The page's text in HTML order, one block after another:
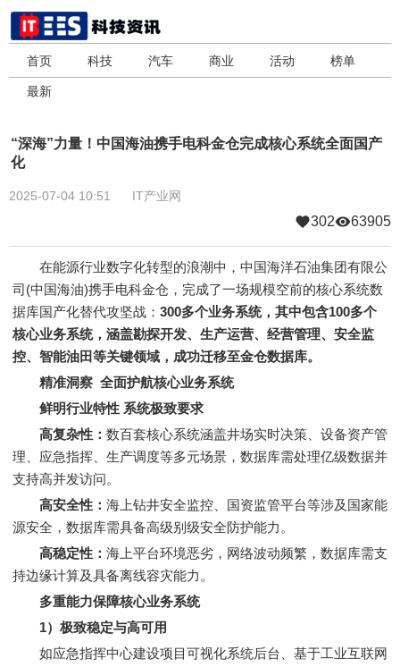
首页 科技 汽车 商业 活动 榜单
最新
“深海”力量！中国海油携手电科金仓完成核心系统全面国产
化
2025-07-04 10:51 IT产业网
302 63905
在能源行业数字化转型的浪潮中，中国海洋石油集团有限公
司(中国海油)携手电科金仓，完成了一场规模空前的核心系统数
据库国产化替代攻坚战： 300多个业务系统，其中包含100多个
核心业务系统，涵盖勘探开发、生产运营、经营管理、安全监
控、智能油田等关键领域，成功迁移至金仓数据库。
精准洞察 全面护航核心业务系统
鲜明行业特性 系统极致要求
高复杂性： 数百套核心系统涵盖井场实时决策、设备资产管
理、应急指挥、生产调度等多元场景，数据库需处理亿级数据并
支持高并发访问。
高安全性： 海上钻井安全监控、国资监管平台等涉及国家能
源安全，数据库需具备高级别级安全防护能力。
高稳定性： 海上平台环境恶劣，网络波动频繁，数据库需支
持边缘计算及具备离线容灾能力。
多重能力保障核心业务系统
1）极致稳定与高可用
如应急指挥中心建设项目可视化系统后台、基于工业互联网